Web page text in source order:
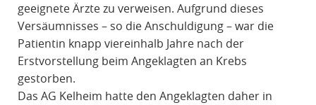
geeignete Ärzte zu verweisen. Aufgrund dieses
Versäumnisses – so die Anschuldigung – war die
Patientin knapp viereinhalb Jahre nach der
Erstvorstellung beim Angeklagten an Krebs
gestorben.
Das AG Kelheim hatte den Angeklagten daher in